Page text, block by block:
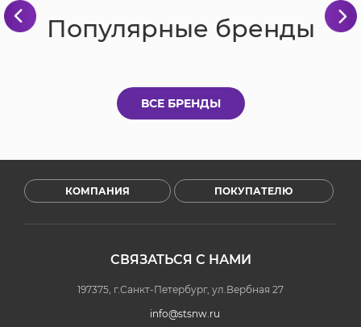
Популярные бренды
ВСЕ БРЕНДЫ
КОМПАНИЯ ПОКУПАТЕЛЮ
СВЯЗАТЬСЯ С НАМИ
197375, г.Санкт-Петербург, ул.Вербная 27
info@stsnw.ru